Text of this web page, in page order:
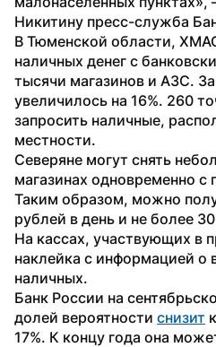
Никитину пресс-служба
В Тюменской области,
наличных денег с
тысячи магазинов и АЗС.
увеличилось на 16%. 260
запросить наличные,
местности.
Северяне могут снять
магазинах одновременно с
Таким образом, можно
рублей в день и не более
На кассах, участвующих в
наклейка с информацией о
наличных.
Банк России на
долей вероятности снизит
17%. К концу года она